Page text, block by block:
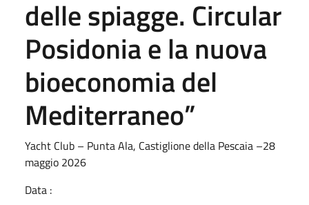
delle spiagge. Circular
Posidonia e la nuova
bioeconomia del
Mediterraneo”
Yacht Club – Punta Ala, Castiglione della Pescaia –28
maggio 2026
Data :